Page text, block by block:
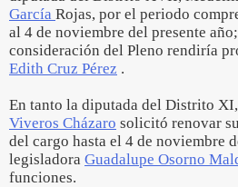
García Rojas, por el periodo
al 4 de noviembre del presente
consideración del Pleno rendiría
Edith Cruz Pérez .
En tanto la diputada del Distrito
Viveros Cházaro solicitó renovar
del cargo hasta el 4 de noviembre
legisladora Guadalupe Osorno
funciones.